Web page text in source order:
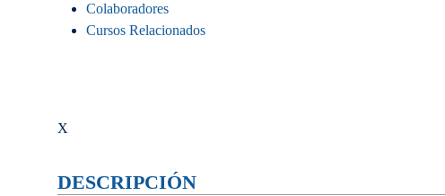
Colaboradores
Cursos Relacionados
X
DESCRIPCIÓN